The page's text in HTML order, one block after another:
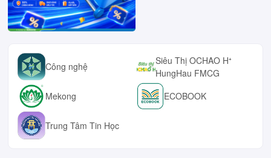
Công nghệ
Siêu Thị OCHAO H⁺
HungHau FMCG
Mekong
ECOBOOK
Trung Tâm Tin Học